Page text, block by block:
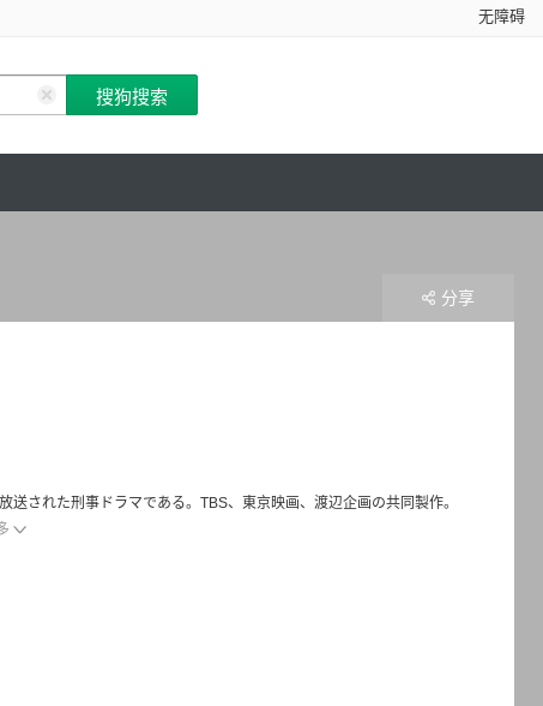
无障碍
された刑事ドラマである。TBS、東京映画、渡辺企画の共同製作。
分享